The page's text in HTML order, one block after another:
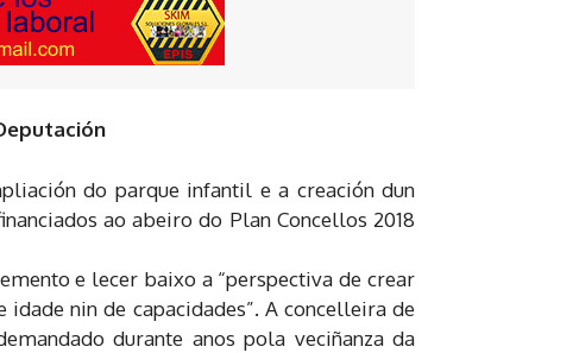
do parque infantil e a creación dun
ao abeiro do Plan Concellos 2018
e lecer baixo a “perspectiva de crear
nin de capacidades”. A concelleira de
durante anos pola veciñanza da